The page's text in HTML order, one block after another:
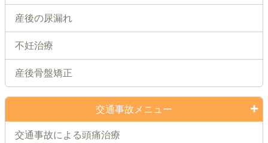
産後の尿漏れ
不妊治療
産後骨盤矯正
交通事故メニュー
交通事故による頭痛治療